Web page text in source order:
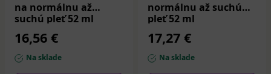
na normálnu až
suchú pleť 52 ml
16,56 €
Na sklade
normálnu až suchú
pleť 52 ml
17,27 €
Na sklade